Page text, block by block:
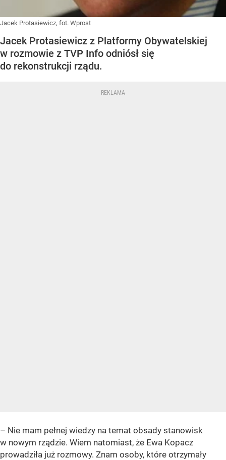
Jacek Protasiewicz, fot. Wprost
Jacek Protasiewicz z Platformy Obywatelskiej
w rozmowie z TVP Info odniósł się
do rekonstrukcji rządu.
– Nie mam pełnej wiedzy na temat obsady stanowisk
w nowym rządzie. Wiem natomiast, że Ewa Kopacz
prowadziła już rozmowy. Znam osoby, które otrzymały